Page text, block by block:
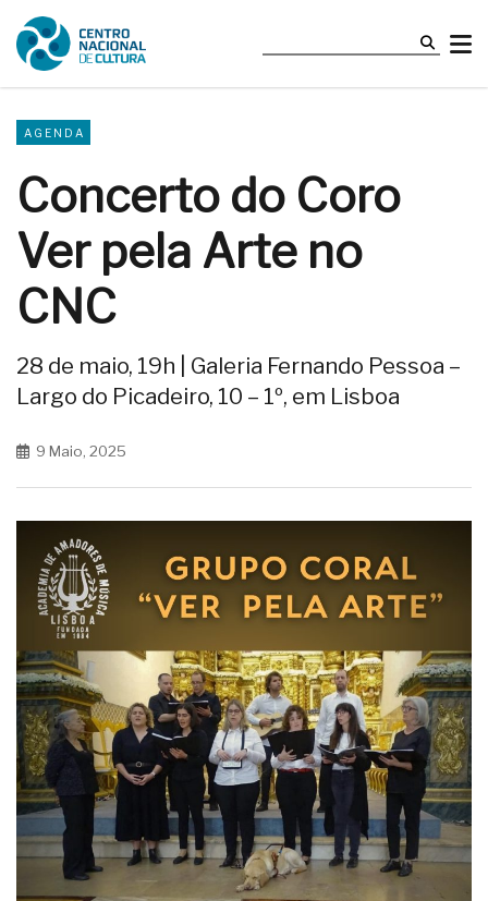
AGENDA
Concerto do Coro
Ver pela Arte no
CNC
28 de maio, 19h | Galeria Fernando Pessoa –
Largo do Picadeiro, 10 – 1º, em Lisboa
9 Maio, 2025